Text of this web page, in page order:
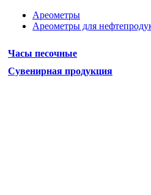
Ареометры
Ареометры для
Часы песочные
Сувенирная продукция